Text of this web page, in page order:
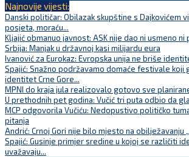
Najnovije vijesti:
Danski političar: Obilazak skupštine s Dajkovićem
posjeta, moraću...
Kljajić obmanuo javnost: ASK nije dao ni usmeno ni
Srbija: Manjak u državnoj kasi milijardu eura
Ivanović za Eurokaz: Evropska unija ne briše
Spajić: Snažno podržavamo domaće festivale koji
identitet Crne Gore...
MPNI do kraja jula realizovalo gotovo sve
U prethodnih pet godina: Vučić tri puta odbio da
MCP odgovorila Vučiću: Nedopustivo političko
pitanja
Andrić: Crnoj Gori nije bilo mjesto na obilježavanju
Spajić: Gusinje primjer sredine u kojoj se različiti
uvažavaju...